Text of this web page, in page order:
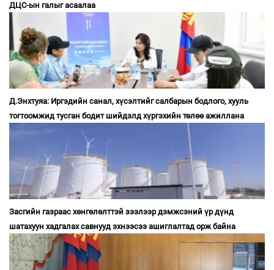
ДЦС-ын галыг асаалаа
Д.Энхтуяа: Иргэдийн санал, хүсэлтийг салбарын бодлого, хууль
тогтоомжид тусган бодит шийдэлд хүргэхийн төлөө ажиллана
Засгийн газраас хөнгөлөлттэй зээлээр дэмжсэний үр дүнд
шатахуун хадгалах савнууд эхнээсээ ашиглалтад орж байна